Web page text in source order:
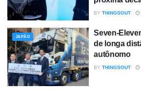
BY THINGSOUT
JAPÃO
Seven-
de longa
autônomo
BY THINGSOUT